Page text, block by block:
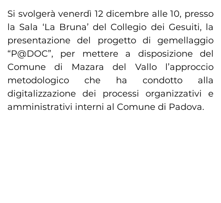
Si svolgerà venerdì 12 dicembre alle 10, presso
la Sala ‘La Bruna’ del Collegio dei Gesuiti, la
presentazione del progetto di gemellaggio
“P@DOC”, per mettere a disposizione del
Comune di Mazara del Vallo l’approccio
metodologico che ha condotto alla
digitalizzazione dei processi organizzativi e
amministrativi interni al Comune di Padova.